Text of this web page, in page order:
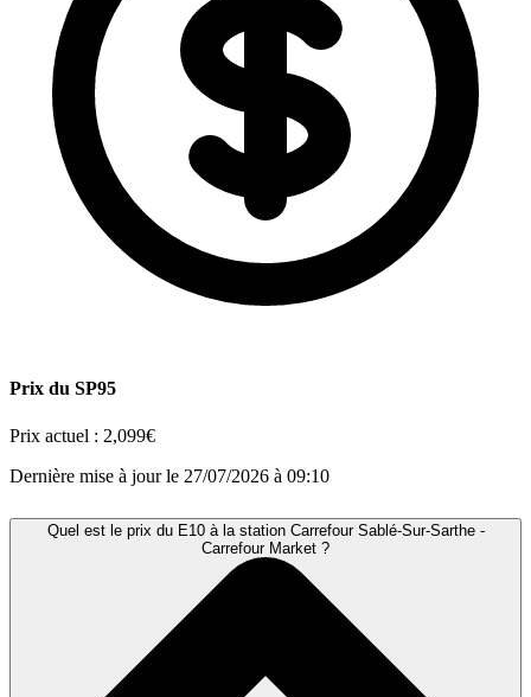
Prix du SP95
Prix actuel : 2,099€
Dernière mise à jour le 27/07/2026 à 09:10
Quel est le prix du E10 à la station Carrefour Sablé-Sur-Sarthe -
Carrefour Market ?